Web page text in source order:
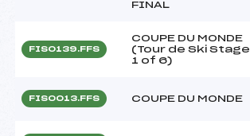
FINAL
FIS0139.FFS
COUPE DU MONDE
(Tour de Ski Stage
1 of 6)
FIS0013.FFS COUPE DU MONDE